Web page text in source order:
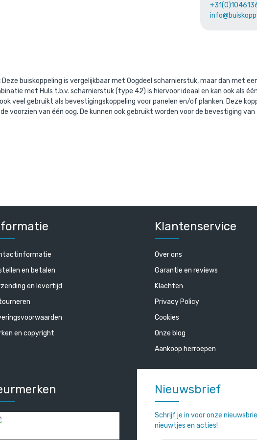
Deze buiskoppeling is vergelijkbaar met Oogdeel scharnierstuk, maar dan met
met Huls t.b.v. scharnierstuk (type 42) is hiervoor ideaal en kan ook als
veel gebruikt als bevestigingskoppeling voor panelen en/of planken. Deze
voorzien van één oog. De kunnen ook gebruikt worden voor de bevestiging
Nieuwsbrief
Schrijf je in voor onze
nieuwtjes en acties!
en betalen
en levertijd
en copyright
Klantenservice
Over ons
Garantie en reviews
Klachten
Privacy Policy
Cookies
Onze blog
Aankoop herroepen